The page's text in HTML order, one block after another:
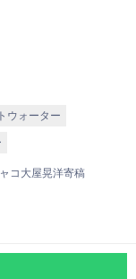
ウォーター
コ 大屋晃洋寄稿